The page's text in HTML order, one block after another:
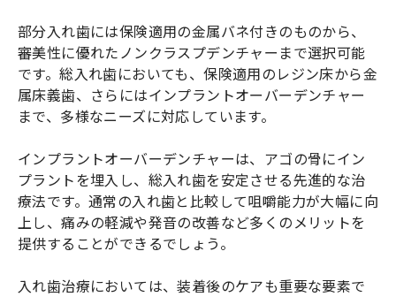
部分入れ歯には保険適用の金属バネ付きのものから、
審美性に優れたノンクラスプデンチャーまで選択可能
です。総入れ歯においても、保険適用のレジン床から金
属床義歯、さらにはインプラントオーバーデンチャー
まで、多様なニーズに対応しています。
インプラントオーバーデンチャーは、アゴの骨にイン
プラントを埋入し、総入れ歯を安定させる先進的な治
療法です。通常の入れ歯と比較して咀嚼能力が大幅に向
上し、痛みの軽減や発音の改善など多くのメリットを
提供することができるでしょう。
入れ歯治療においては、装着後のケアも重要な要素で